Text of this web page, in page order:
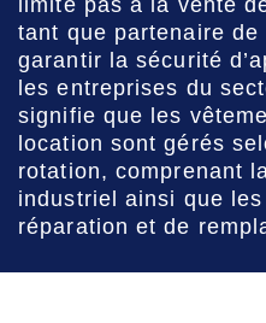
limite pas à la vente
tant que partenaire de
garantir la sécurité
les entreprises du
signifie que les
location sont gérés
rotation, comprenant
industriel ainsi que
réparation et de